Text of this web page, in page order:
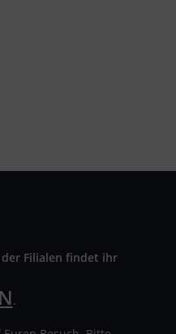
Filialen findet ihr
.